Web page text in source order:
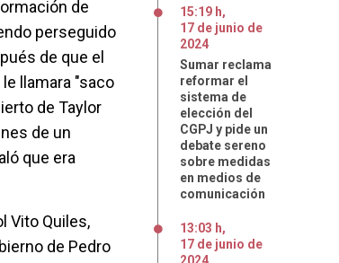
de
perseguido
de que el
llamara "saco
de Taylor
de un
que era
Vito Quiles,
de Pedro
15:19 h,
17 de junio de
2024
Sumar reclama
reformar el
sistema de
elección del
CGPJ y pide un
debate sereno
sobre medidas
en medios de
comunicación
13:03 h,
17 de junio de